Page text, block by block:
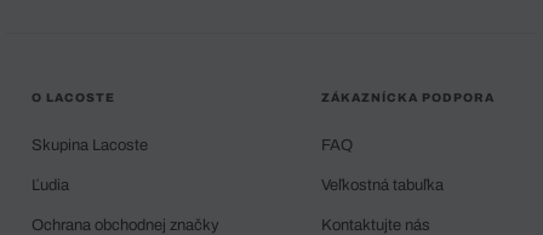
O LACOSTE
Skupina Lacoste
Ľudia
Ochrana obchodnej značky
ZÁKAZNÍCKA PODPORA
FAQ
Veľkostná tabuľka
Kontaktujte nás